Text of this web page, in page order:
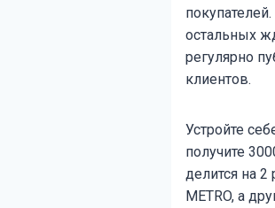
остальных
регулярно
клиентов.
Устройте
получите
делится на
METRO, а